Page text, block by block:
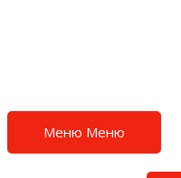
Меню Меню